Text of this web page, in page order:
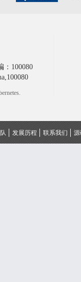
：100080
发展历程 联系我们